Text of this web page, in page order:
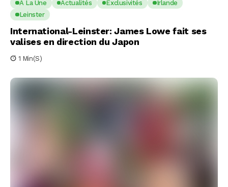
A La Une Actualités Exclusivités
Irlande
Leinster
International-Leinster: James Lowe fait ses
valises en direction du Japon
1 Min(s)